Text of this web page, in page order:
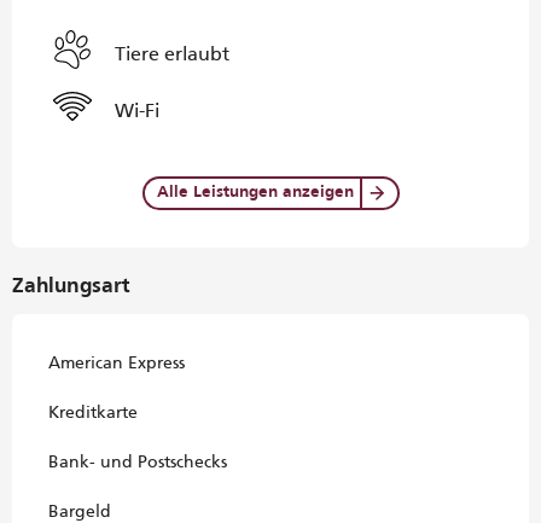
Tiere erlaubt
Wi-Fi
Alle Leistungen anzeigen
Zahlungsart
American Express
Kreditkarte
Bank- und Postschecks
Bargeld